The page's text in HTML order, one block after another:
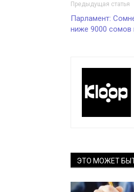
Предыдущая статья
Парламент:
ниже 9000 сомов
ЭТО МОЖЕТ